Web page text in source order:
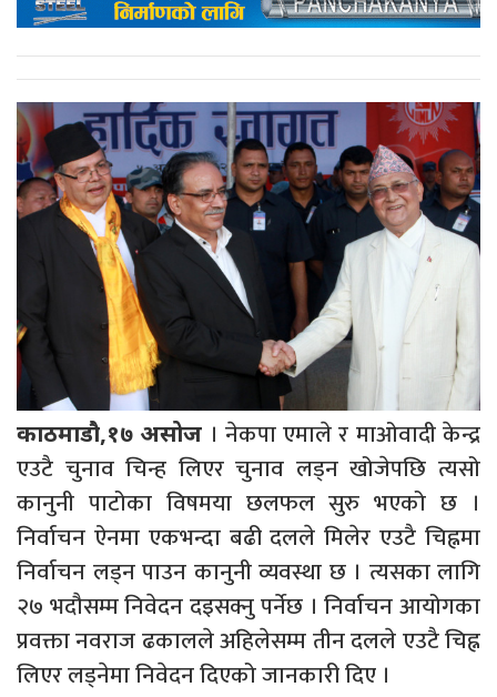
काठमाडौ,१७ असोज । नेकपा एमाले र माओवादी केन्द्र
एउटै चुनाव चिन्ह लिएर चुनाव लड्न खोजेपछि त्यसो
कानुनी पाटोका विषमया छलफल सुरु भएको छ ।
निर्वाचन ऐनमा एकभन्दा बढी दलले मिलेर एउटै चिह्नमा
निर्वाचन लड्न पाउन कानुनी व्यवस्था छ । त्यसका लागि
२७ भदौसम्म निवेदन दइसक्नु पर्नेछ । निर्वाचन आयोगका
प्रवक्ता नवराज ढकालले अहिलेसम्म तीन दलले एउटै चिह्न
लिएर लड्नेमा निवेदन दिएको जानकारी दिए ।